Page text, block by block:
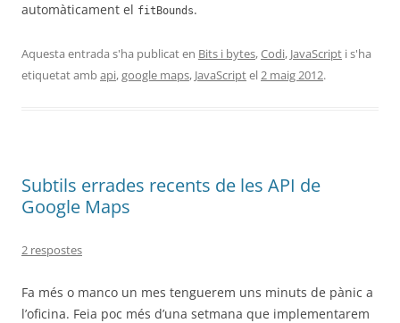
automàticament el fitBounds.
Aquesta entrada s'ha publicat en Bits i bytes,Codi, JavaScript i s'ha
etiquetat ambapi,google maps, JavaScriptel2 maig 2012.
Subtils errades recents de les API de
Google Maps
2 respostes
Fa més o manco un mes tenguerem uns minuts de pànic a
l’oficina. Feia poc més d’una setmana que implementarem